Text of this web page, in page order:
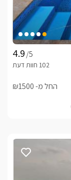
/5
החל מ- ₪1500